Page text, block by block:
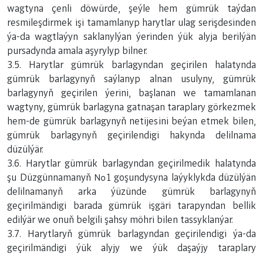
wagtyna çenli döwürde, şeýle hem gümrük taýdan
resmileşdirmek işi tamamlanyp harytlar ulag serişdesinden
ýa-da wagtlaýyn saklanylýan ýerinden ýük alyja berilýän
pursadynda amala aşyrylyp bilner.
3.5. Harytlar gümrük barlagyndan geçirilen halatynda
gümrük barlagynyň saýlanyp alnan usulyny, gümrük
barlagynyň geçirilen ýerini, başlanan we tamamlanan
wagtyny, gümrük barlagyna gatnaşan taraplary görkezmek
hem-de gümrük barlagynyň netijesini beýan etmek bilen,
gümrük barlagynyň geçirilendigi hakynda delilnama
düzülýär.
3.6. Harytlar gümrük barlagyndan geçirilmedik halatynda
şu Düzgünnamanyň №1 goşundysyna laýyklykda düzülýän
delilnamanyň arka ýüzünde gümrük barlagynyň
geçirilmändigi barada gümrük işgäri tarapyndan bellik
edilýär we onuň belgili şahsy möhri bilen tassyklanýar.
3.7. Harytlaryň gümrük barlagyndan geçirilendigi ýa-da
geçirilmändigi ýük alyjy we ýük daşaýjy taraplary